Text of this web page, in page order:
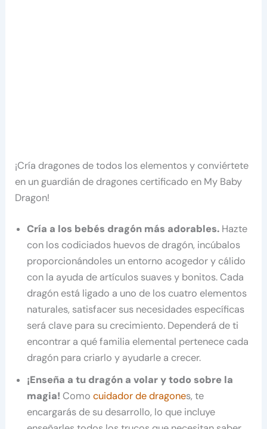
¡Cría dragones de todos los elementos y conviértete
en un guardián de dragones certificado en My Baby
Dragon!
Cría a los bebés dragón más adorables. Hazte
con los codiciados huevos de dragón, incúbalos
proporcionándoles un entorno acogedor y cálido
con la ayuda de artículos suaves y bonitos. Cada
dragón está ligado a uno de los cuatro elementos
naturales, satisfacer sus necesidades específicas
será clave para su crecimiento. Dependerá de ti
encontrar a qué familia elemental pertenece cada
dragón para criarlo y ayudarle a crecer.
¡Enseña a tu dragón a volar y todo sobre la
magia! Comocuidador de dragones, te
encargarás de su desarrollo, lo que incluye